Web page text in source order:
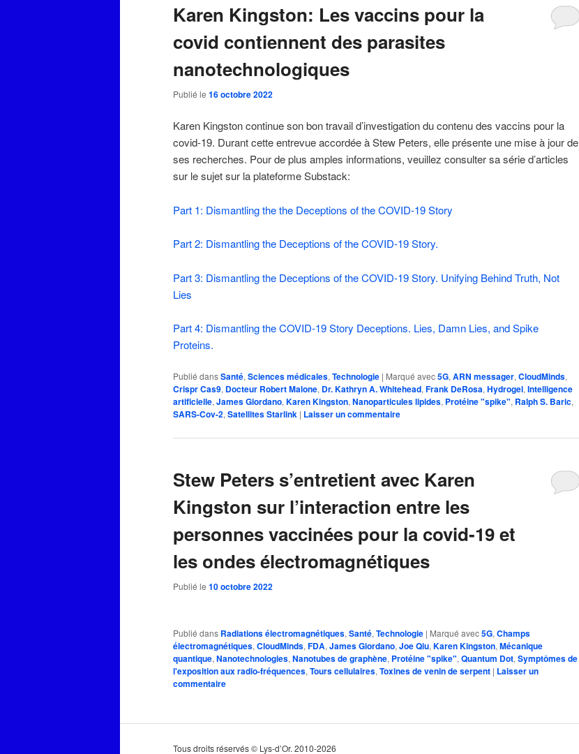
Karen Kingston: Les vaccins pour la
covid contiennent des parasites
nanotechnologiques
Publié le 16 octobre 2022
Karen Kingston continue son bon travail d’investigation du contenu des vaccins pour la
covid-19. Durant cette entrevue accordée à Stew Peters, elle présente une mise à jour de
ses recherches. Pour de plus amples informations, veuillez consulter sa série d’articles
sur le sujet sur la plateforme Substack:
Part 1: Dismantling the the Deceptions of the COVID-19 Story
Part 2: Dismantling the Deceptions of the COVID-19 Story.
Part 3: Dismantling the Deceptions of the COVID-19 Story. Unifying Behind Truth, Not
Lies
Part 4: Dismantling the COVID-19 Story Deceptions. Lies, Damn Lies, and Spike
Proteins.
Publié dansSanté, Sciences médicales, Technologie | Marqué avec5G, ARN messager, CloudMinds,
Crispr Cas9, Docteur Robert Malone, Dr. Kathryn A. Whitehead, Frank DeRosa, Hydrogel, Intelligence
artificielle, James Giordano, Karen Kingston, Nanoparticules lipides, Protéine "spike", Ralph S. Baric,
SARS-Cov-2, Satellites Starlink | Laisser un commentaire
Stew Peters s’entretient avec Karen
Kingston sur l’interaction entre les
personnes vaccinées pour la covid-19 et
les ondes électromagnétiques
Publié le 10 octobre 2022
Publié dans Radiations électromagnétiques, Santé, Technologie | Marqué avec5G, Champs
électromagnétiques, CloudMinds, FDA, James Giordano, Joe Qiu, Karen Kingston, Mécanique
quantique, Nanotechnologies, Nanotubes de graphène, Protéine "spike", Quantum Dot, Symptômes de
l'exposition aux radio-fréquences, Tours cellulaires, Toxines de venin de serpent | Laisser un
commentaire
Tous droits réservés © Lys-d’Or. 2010-2026